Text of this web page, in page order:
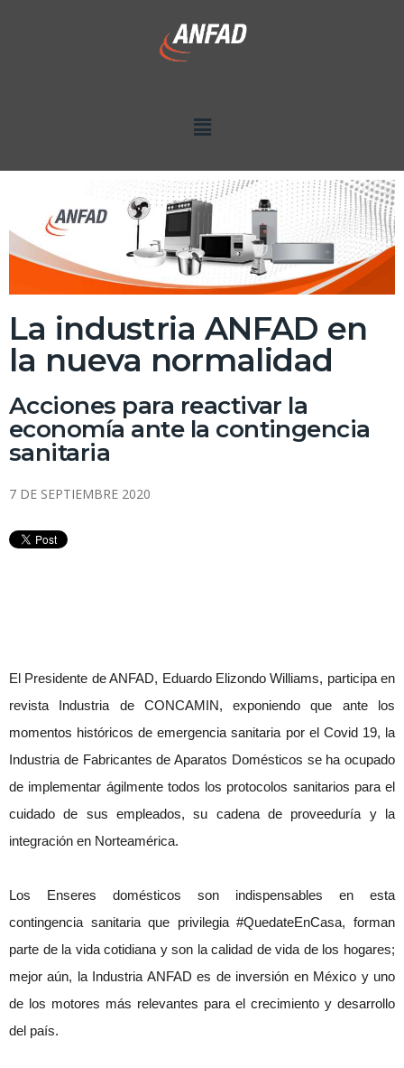
La industria ANFAD en
la nueva normalidad
Acciones para reactivar la
economía ante la contingencia
sanitaria
7 DE SEPTIEMBRE 2020
El Presidente de ANFAD, Eduardo Elizondo Williams, participa en
revista Industria de CONCAMIN, exponiendo que ante los
momentos históricos de emergencia sanitaria por el Covid 19, la
Industria de Fabricantes de Aparatos Domésticos se ha ocupado
de implementar ágilmente todos los protocolos sanitarios para el
cuidado de sus empleados, su cadena de proveeduría y la
integración en Norteamérica.
Los Enseres domésticos son indispensables en esta
contingencia sanitaria que privilegia #QuedateEnCasa, forman
parte de la vida cotidiana y son la calidad de vida de los hogares;
mejor aún, la Industria ANFAD es de inversión en México y uno
de los motores más relevantes para el crecimiento y desarrollo
del país.